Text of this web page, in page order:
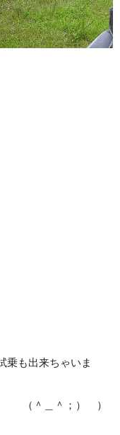
乗も出来ちゃいま
（＾＿＾；） ）